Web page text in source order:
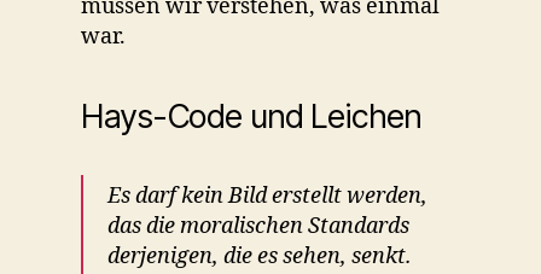
müssen wir verstehen, was einmal
war.
Hays-Code und Leichen
Es darf kein Bild erstellt werden,
das die moralischen Standards
derjenigen, die es sehen, senkt.